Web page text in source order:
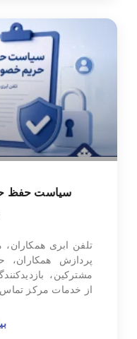
سیاست حفظ
تلفن ابری
پردازش
مشترکین،
از خدمات مرکز